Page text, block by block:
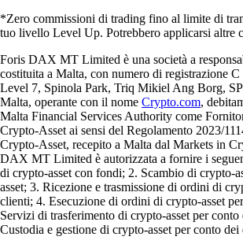
*Zero commissioni di trading fino al limite di
tuo livello Level Up. Potrebbero applicarsi altre
Foris DAX MT Limited è una società a
costituita a Malta, con numero di registrazione C
Level 7, Spinola Park, Triq Mikiel Ang Borg,
Malta, operante con il nome Crypto.com,
Malta Financial Services Authority come
Crypto-Asset ai sensi del Regolamento 2023/
Crypto-Asset, recepito a Malta dal Markets in
DAX MT Limited è autorizzata a fornire i
di crypto-asset con fondi; 2. Scambio di crypto-
asset; 3. Ricezione e trasmissione di ordini di
clienti; 4. Esecuzione di ordini di crypto-asset
Servizi di trasferimento di crypto-asset per
Custodia e gestione di crypto-asset per conto dei